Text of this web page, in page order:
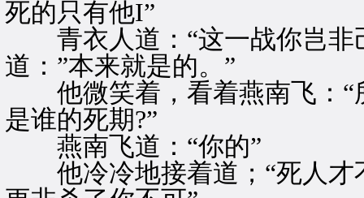
死的只有他I”
青衣人道：“这一战你岂非
道：”本来就是的。”
他微笑着，看着燕南飞：“
是谁的死期?”
燕南飞道：“你的”
他冷冷地接着道；“死人才